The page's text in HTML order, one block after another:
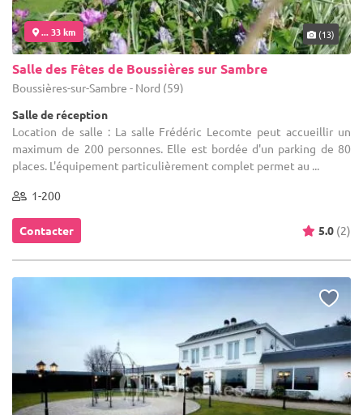
... 33 km (13)
Salle des Fêtes de Boussières sur Sambre
Boussières-sur-Sambre - Nord (59)
Salle de réception
Location de salle : La salle Frédéric Lecomte peut accueillir un
maximum de 200 personnes. Elle est bordée d'un parking de 80
places. L'équipement particulièrement complet permet au ...
1-200
Contacter 5.0 (2)